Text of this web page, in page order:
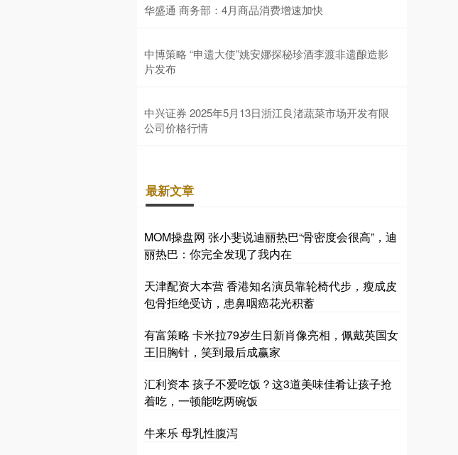
华盛通 商务部：4月商品消费增速加快
中博策略 “申遗大使”姚安娜探秘珍酒李渡非遗酿造影
片发布
中兴证券 2025年5月13日浙江良渚蔬菜市场开发有限
公司价格行情
最新文章
MOM操盘网 张小斐说迪丽热巴“骨密度会很高”，迪
丽热巴：你完全发现了我内在
天津配资大本营 香港知名演员靠轮椅代步，瘦成皮
包骨拒绝受访，患鼻咽癌花光积蓄
有富策略 卡米拉79岁生日新肖像亮相，佩戴英国女
王旧胸针，笑到最后成赢家
汇利资本 孩子不爱吃饭？这3道美味佳肴让孩子抢
着吃，一顿能吃两碗饭
牛来乐 母乳性腹泻